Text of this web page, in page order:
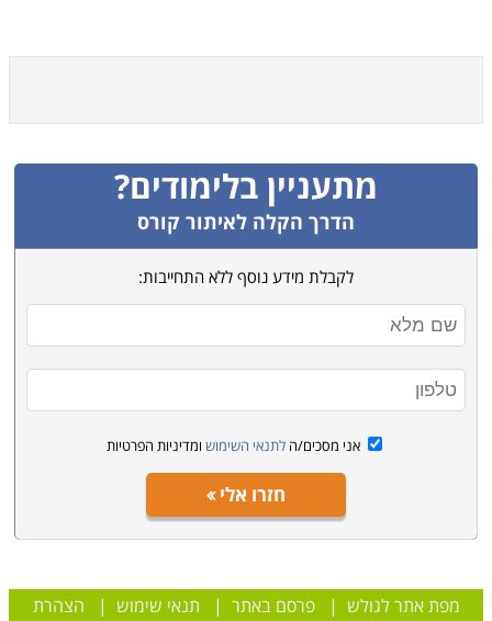
מתעניין בלימודים?
הדרך הקלה לאיתור קורס
לקבלת מידע נוסף ללא התחייבות:
אני מסכים/ה לתנאי השימוש ומדיניות הפרטיות
חזרו אלי
מפת אתר לגולש |פרסם באתר | תנאי שימוש | הצהרת